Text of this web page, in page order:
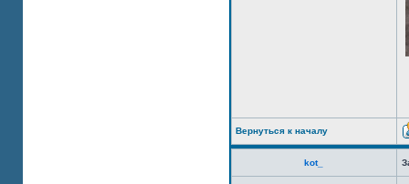
Вернуться к началу
kot_